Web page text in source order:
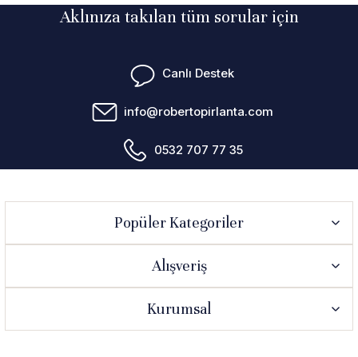
Aklınıza takılan tüm sorular için
Canlı Destek
info@robertopirlanta.com
0532 707 77 35
Popüler Kategoriler
Alışveriş
Kurumsal